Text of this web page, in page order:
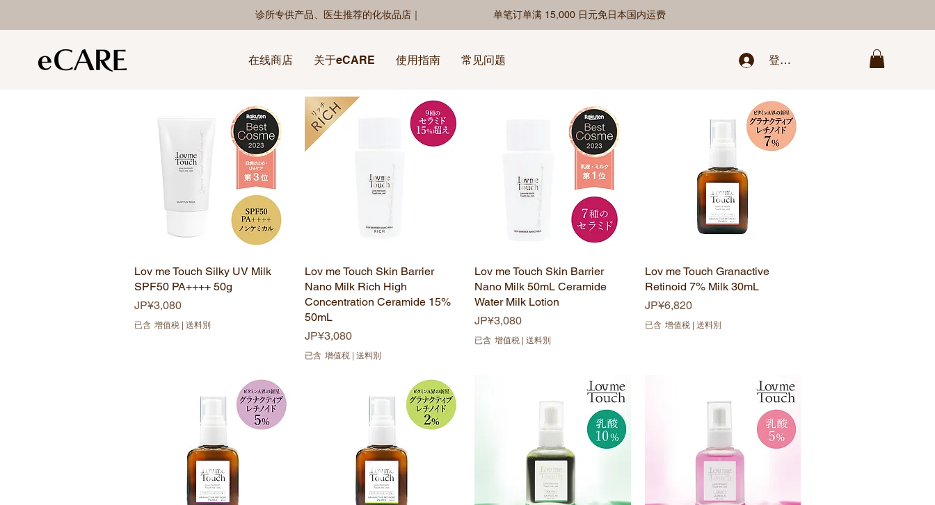
单笔订单满 15,000 日元免日本国内运费
诊所专供产品、医生推荐的化妆品店｜
在线商店 关于eCARE 使用指南 常见问题 登录/新注册
快速瀏覽
Lov me Touch Silky UV Milk
SPF50 PA++++ 50g
價格
JP¥3,080
已含 增值税 送料別
快速瀏覽
Lov me Touch Skin Barrier
Nano Milk Rich High
Concentration Ceramide 15%
50mL
價格
JP¥3,080
已含 增值税| 送料別
快速瀏覽
Lov me Touch Skin Barrier
Nano Milk 50mL Ceramide
Water Milk Lotion
價格
JP¥3,080
已含 增值税 送料別
快速瀏覽
Lov me Touch Granactive
Retinoid 7% Milk 30mL
價格
JP¥6,820
已含 增值税| 送料別